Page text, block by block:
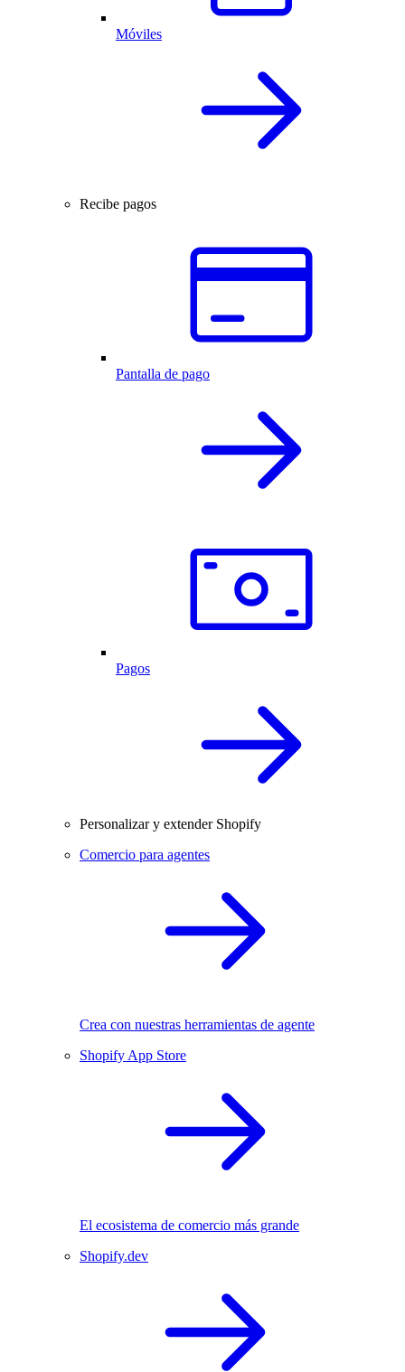
Móviles
Recibe pagos
Pantalla de pago
Pagos
Personalizar y extender Shopify
Comercio para agentes
Crea con nuestras herramientas de agente
Shopify App Store
El ecosistema de comercio más grande
Shopify.dev